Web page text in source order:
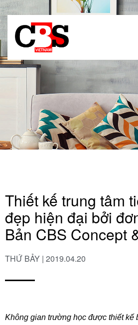
Thiết kế trung tâm
đẹp hiện đại bởi
Bản CBS Concept
THỨ BẢY | 2019.04.20
Không gian trường học được thiết kế